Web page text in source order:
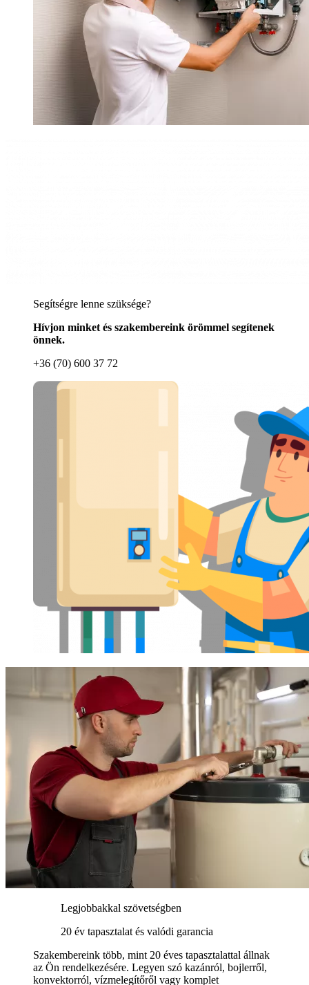
Segítségre lenne szüksége?
Hívjon minket és szakembereink örömmel segítenek
önnek.
+36 (70) 600 37 72
Legjobbakkal szövetségben
20 év tapasztalat és valódi garancia
Szakembereink több, mint 20 éves tapasztalattal állnak
az Ön rendelkezésére. Legyen szó kazánról, bojlerről,
konvektorról, vízmelegítőről vagy komplet